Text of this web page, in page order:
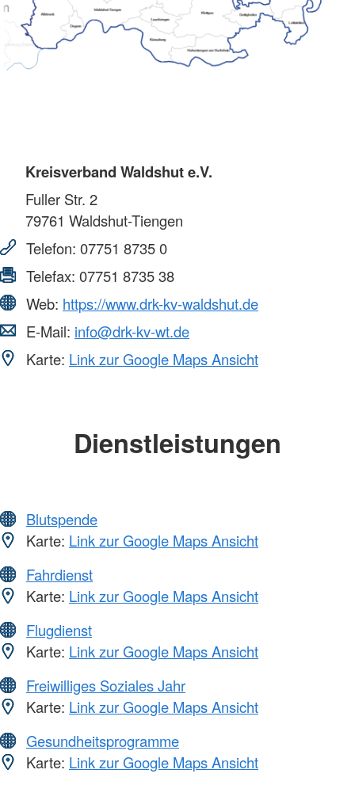
Kreisverband Waldshut e.V.
Fuller Str. 2
79761 Waldshut-Tiengen
Telefon: 07751 8735 0
Telefax: 07751 8735 38
Web: https://www.drk-kv-waldshut.de
E-Mail: info@drk-kv-wt.de
Karte: Link zur Google Maps Ansicht
Dienstleistungen
Blutspende
Karte: Link zur Google Maps Ansicht
Fahrdienst
Karte: Link zur Google Maps Ansicht
Flugdienst
Karte: Link zur Google Maps Ansicht
Freiwilliges Soziales Jahr
Karte: Link zur Google Maps Ansicht
Gesundheitsprogramme
Karte: Link zur Google Maps Ansicht